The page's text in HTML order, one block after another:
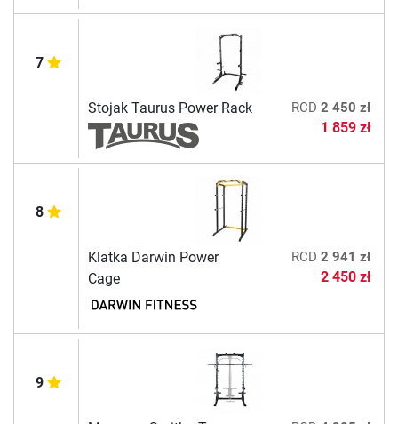
7
Stojak Taurus Power Rack RCD 2 450 zł
1 859 zł
8
Klatka Darwin Power
Cage
RCD 2 941 zł
2 450 zł
9